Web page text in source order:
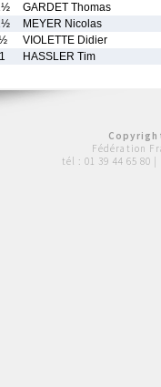
GARDET Thomas
MEYER Nicolas
VIOLETTE Didier
1 HASSLER Tim
Fédération
tél : 01 39 44 65 80